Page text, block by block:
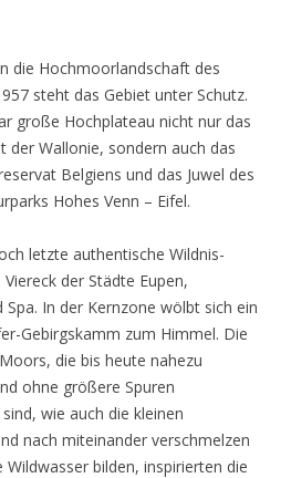
die Hochmoorlandschaft des
steht das Gebiet unter Schutz.
große Hochplateau nicht nur das
der Wallonie, sondern auch das
Belgiens und das Juwel des
Hohes Venn – Eifel.
letzte authentische Wildnis-
der Städte Eupen,
In der Kernzone wölbt sich ein
Gebirgskamm zum Himmel. Die
die bis heute nahezu
ohne größere Spuren
wie auch die kleinen
nach miteinander verschmelzen
bilden, inspirierten die